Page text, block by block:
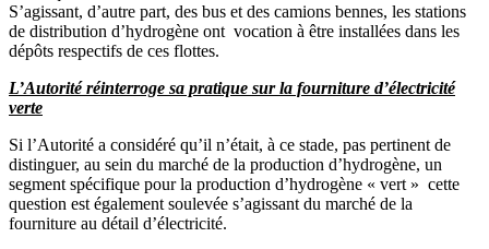
S’agissant, d’autre part, des bus et des camions bennes, les stations
de distribution d’hydrogène ont vocation à être installées dans les
dépôts respectifs de ces flottes.
L’Autorité réinterroge sa pratique sur la fourniture d’électricité
verte
Si l’Autorité a considéré qu’il n’était, à ce stade, pas pertinent de
distinguer, au sein du marché de la production d’hydrogène, un
segment spécifique pourla production d’hydrogène « vert » cette
question est également soulevée s’agissant du marché de la
fourniture au détail d’électricité.